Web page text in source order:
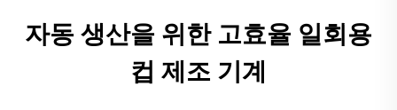
자동 생산을 위한 고효율 일회용
컵 제조 기계